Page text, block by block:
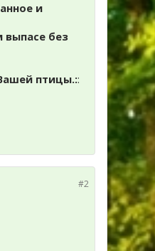
и
выпасе без
птицы.::
#2